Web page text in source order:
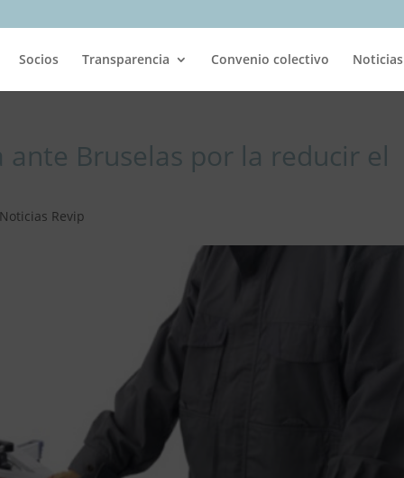
Socios Transparencia Convenio colectivo Noticias
ante Bruselas por la reducir el
Noticias Revip